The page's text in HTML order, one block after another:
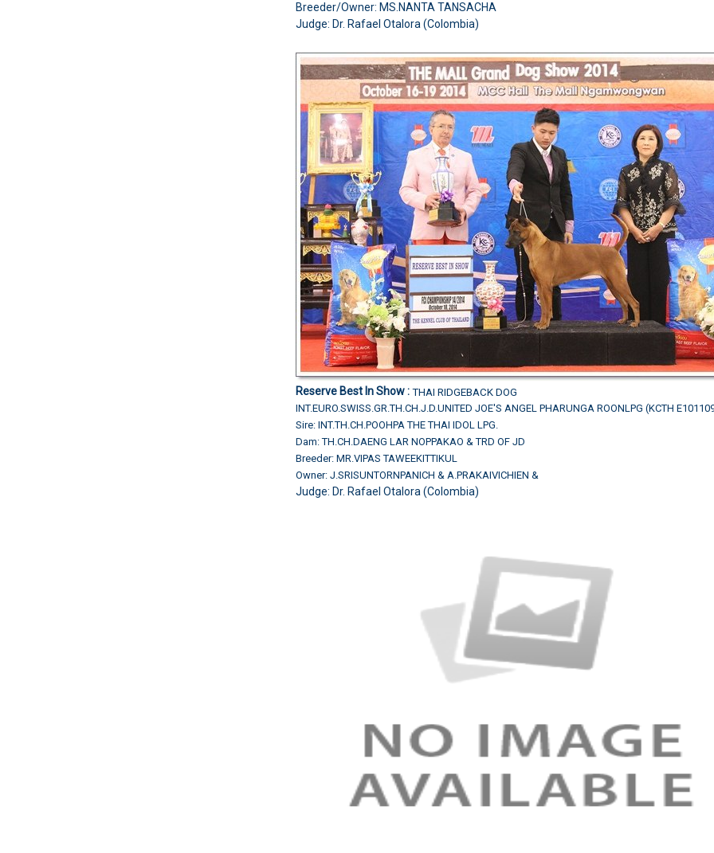
Breeder/Owner: MS.NANTA TANSACHA
Judge: Dr. Rafael Otalora (Colombia)
Reserve Best In Show: THAI RIDGEBACK DOG
INT.EURO.SWISS.GR.TH.CH.J.D.UNITED JOE'S ANGEL PHARUNGA ROONLPG (KCTH
Sire: INT.TH.CH.POOHPA THE THAI IDOL LPG.
Dam: TH.CH.DAENG LAR NOPPAKAO & TRD OF JD
Breeder: MR.VIPAS TAWEEKITTIKUL
Owner: J.SRISUNTORNPANICH & A.PRAKAIVICHIEN &
Judge: Dr. Rafael Otalora (Colombia)